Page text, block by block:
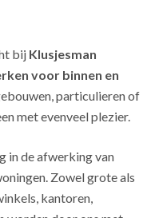
bij Klusjesman
voor binnen en
particulieren of
met evenveel plezier.
in de afwerking van
Zowel grote als
kantoren,